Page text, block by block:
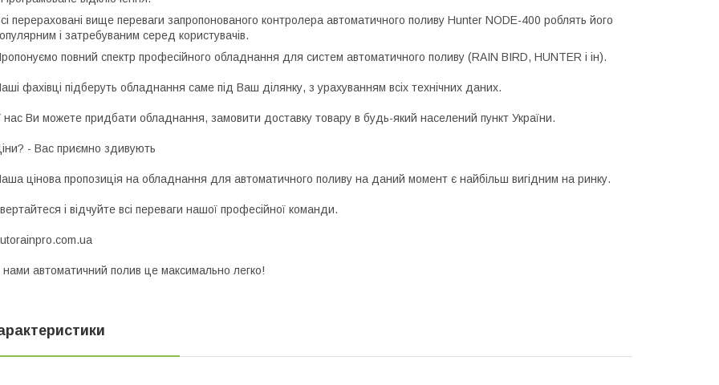
перераховані вище переваги запропонованого контролера автоматичного поливу Hunter NODE-400 роблять його
і затребуваним серед користувачів.
повний спектр професійного обладнання для систем автоматичного поливу (RAIN BIRD, HUNTER і ін).
фахівці підберуть обладнання саме під Ваш ділянку, з урахуванням всіх технічних даних.
нас Ви можете придбати обладнання, замовити доставку товару в будь-який населений пункт України.
- Вас приємно здивують
цінова пропозиція на обладнання для автоматичного поливу на даний момент є найбільш вигідним на ринку.
і відчуйте всі переваги нашої професійної команди.
нами автоматичний полив це максимально легко!